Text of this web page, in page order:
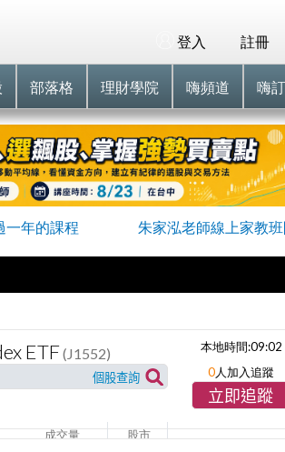
註冊
登入
部落格 理財學院 嗨頻道 嗨
一年的課程 朱家泓老師線上家教
ETF(J1552)
成交量
股市
本地時間:09:02
0人加入追蹤
立即追蹤